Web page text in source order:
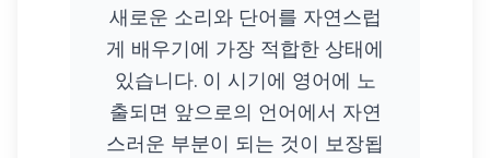
새로운 소리와 단어를 자연스럽
게 배우기에 가장 적합한 상태에
있습니다. 이 시기에 영어에 노
출되면 앞으로의 언어에서 자연
스러운 부분이 되는 것이 보장됩